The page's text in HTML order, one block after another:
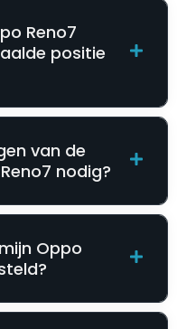
Reno7
positie
van de
nodig?
Oppo